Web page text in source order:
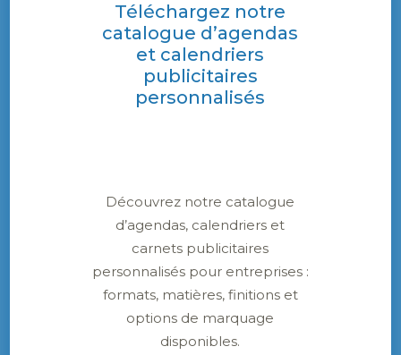
Téléchargez notre
catalogue d’agendas
et calendriers
publicitaires
personnalisés
Découvrez notre catalogue
d’agendas, calendriers et
carnets publicitaires
personnalisés pour entreprises :
formats, matières, finitions et
options de marquage
disponibles.